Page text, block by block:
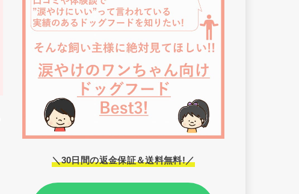
＼30日間の返金保証＆送料無料!／